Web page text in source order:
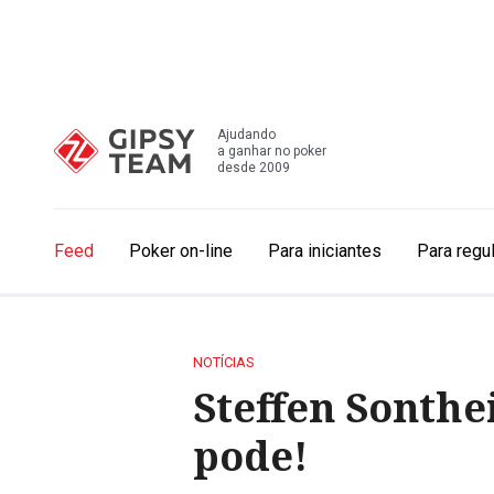
Ajudando
a ganhar no poker
desde 2009
Feed Poker on-line Para iniciantes Para
NOTÍCIAS
Steffen
pode!